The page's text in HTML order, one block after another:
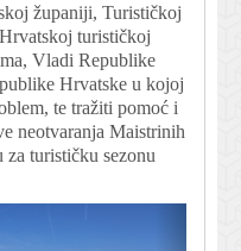
županiji, Turističkoj
turističkoj
Vladi Republike
Hrvatske u kojoj
te tražiti pomoć i
neotvaranja Maistrinih
turističku sezonu